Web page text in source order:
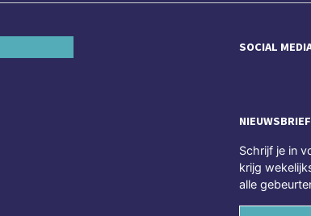
SOCIAL
Schrijf je in
krijg
alle